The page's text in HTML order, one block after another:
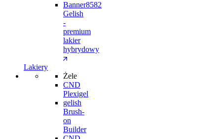
Gelish
-
premium
lakier
hybrydowy
Lakiery
Żele
CND
Plexigel
gelish
Brush-
on
Builder